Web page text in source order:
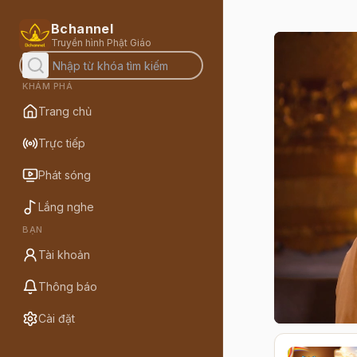
Bchannel
Truyền hình Phật Giáo
KHÁM PHÁ
Trang chủ
Trực tiếp
Phát sóng
Lắng nghe
BẠN
Tài khoản
Thông báo
Cài đặt